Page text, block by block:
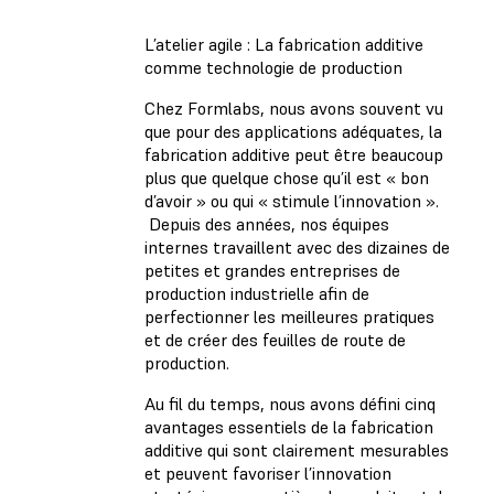
L’atelier agile : La fabrication additive
comme technologie de production
Chez Formlabs, nous avons souvent vu
que pour des applications adéquates, la
fabrication additive peut être beaucoup
plus que quelque chose qu’il est « bon
d’avoir » ou qui « stimule l’innovation ».
Depuis des années, nos équipes
internes travaillent avec des dizaines de
petites et grandes entreprises de
production industrielle afin de
perfectionner les meilleures pratiques
et de créer des feuilles de route de
production.
Au fil du temps, nous avons défini cinq
avantages essentiels de la fabrication
additive qui sont clairement mesurables
et peuvent favoriser l’innovation